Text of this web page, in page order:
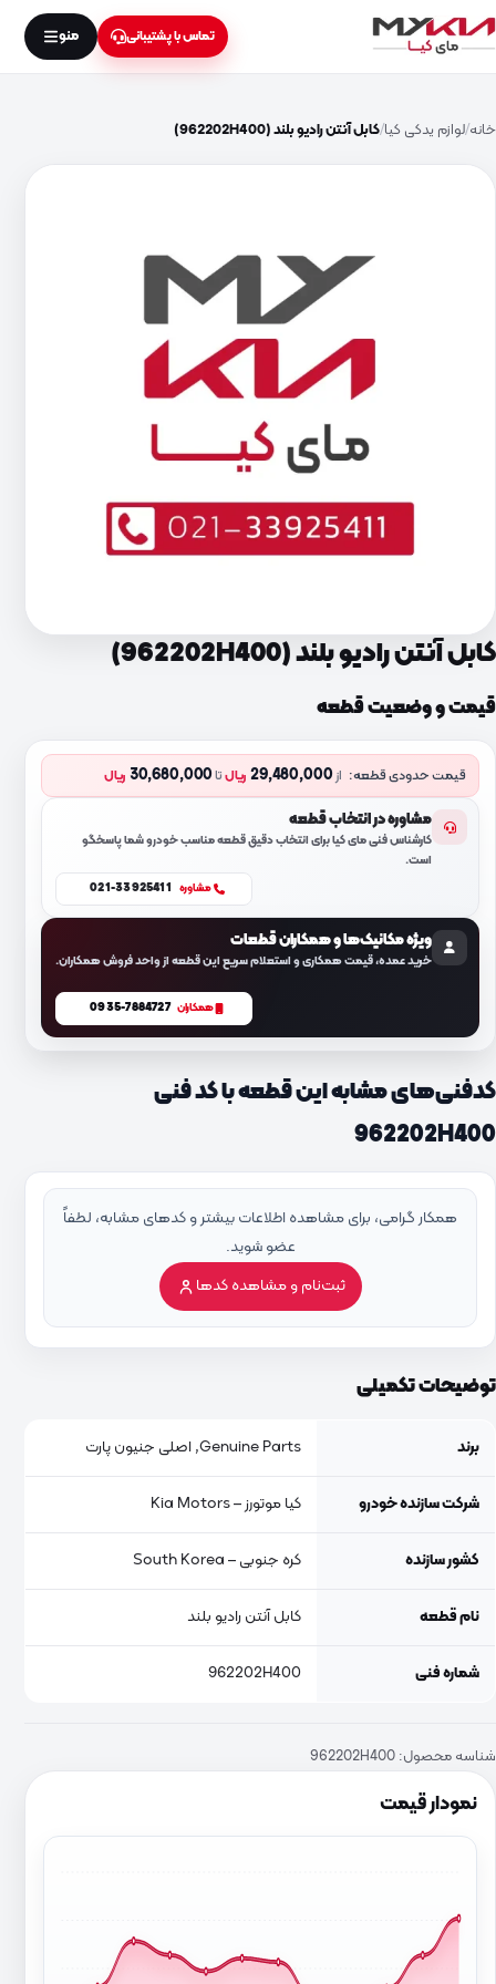
تماس با پشتیبانی منو
خانه لوازم یدکی کیا کابل آنتن رادیو بلند (962202H400)
نمودار قیمت
کابل آنتن رادیو بلند (962202H400)
قیمت و وضعیت قطعه
قیمت حدودی قطعه: از29,480,000 ریالتا30,680,000 ریال
مشاوره در انتخاب قطعه
کارشناس فنی مای کیا برای انتخاب دقیق قطعه مناسب خودرو شما پاسخگو
است.
مشاوره 021-33925411
ویژه مکانیک‌ها و همکاران قطعات
خرید عمده، قیمت همکاری و استعلام سریع این قطعه از واحد فروش همکاران.
همکاران 0935-7884727
کدفنی‌های مشابه این قطعه با کد فنی
962202H400
همکار گرامی، برای مشاهده اطلاعات بیشتر و کدهای مشابه، لطفاً
عضو شوید.
ثبت‌نام و مشاهده کدها
توضیحات تکمیلی
برند Genuine Parts, اصلی جنیون پارت
شرکت سازنده خودرو کیا موتورز – Kia Motors
کشور سازنده کره جنوبی – South Korea
نام قطعه کابل آنتن رادیو بلند
شماره فنی 962202H400
شناسه محصول: 962202H400